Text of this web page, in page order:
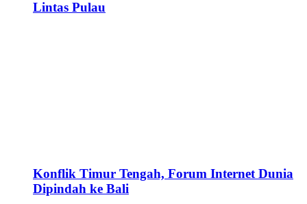
Lintas Pulau
Konflik Timur Tengah, Forum Internet Dunia
Dipindah ke Bali